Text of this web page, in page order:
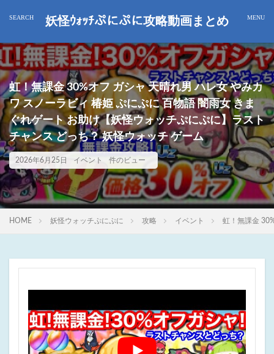
妖怪ｳｫｯﾁぷにぷに攻略動画まとめ
虹！無課金 30%オフ ガシャ 天晴れ男 ハレ女 やみカ
ワ スノーラビィ 椿姫 ぷにぷに 百物語 闇雨女 きま
ぐれゲート お助け【妖怪ウォッチぷにぷに】ラスト
チャンス どっち？ 妖怪ウォッチ ゲーム
2026年6月25日 イベント 件のビュー
HOME 妖怪ウォッチぷにぷに 攻略 イベント 虹！無課金